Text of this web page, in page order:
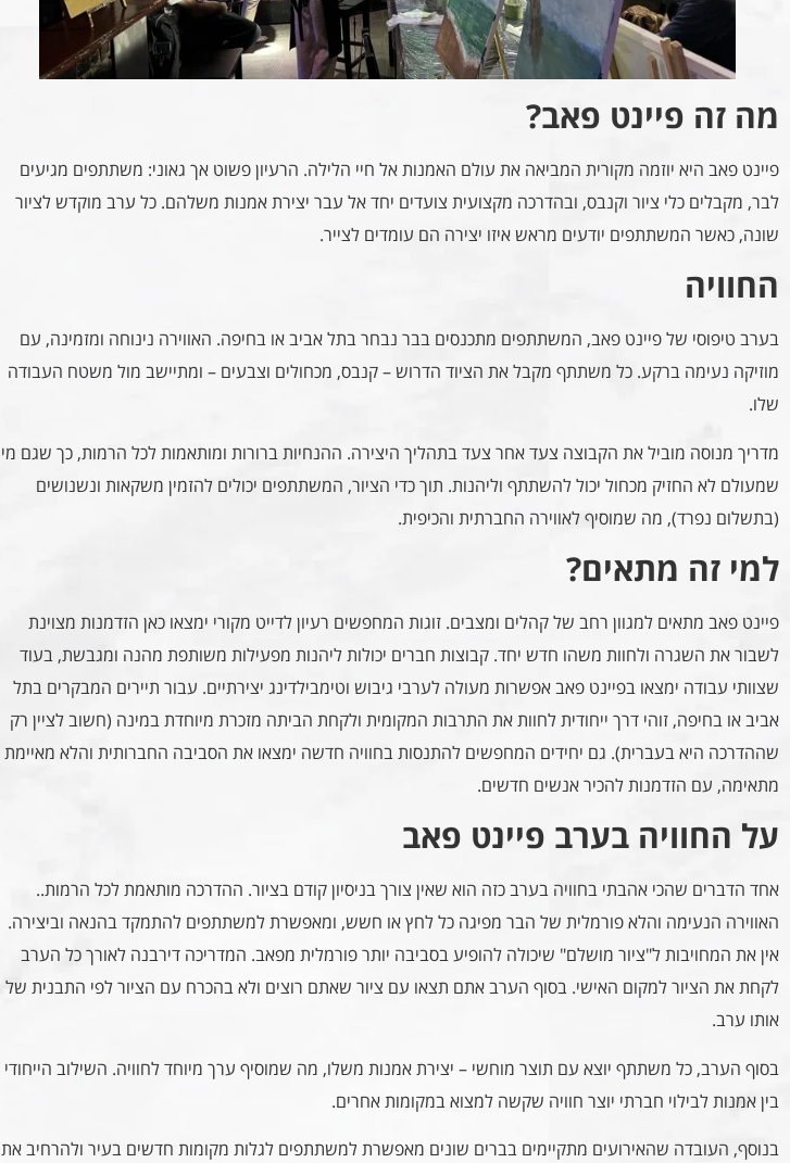
מה זה פיינט פאב?
פיינט פאב היא יוזמה מקורית המביאה את עולם האמנות אל חיי הלילה. הרעיון פשוט אך גאוני: משתתפים מגיעים
לבר, מקבלים כלי ציור וקנבס, ובהדרכה מקצועית צועדים יחד אל עבר יצירת אמנות משלהם. כל ערב מוקדש לציור
שונה, כאשר המשתתפים יודעים מראש איזו יצירה הם עומדים לצייר.
החוויה
בערב טיפוסי של פיינט פאב, המשתתפים מתכנסים בבר נבחר בתל אביב או בחיפה. האווירה נינוחה ומזמינה, עם
מוזיקה נעימה ברקע. כל משתתף מקבל את הציוד הדרוש – קנבס, מכחולים וצבעים – ומתיישב מול משטח העבודה
שלו.
מדריך מנוסה מוביל את הקבוצה צעד אחר צעד בתהליך היצירה. ההנחיות ברורות ומותאמות לכל הרמות, כך שגם מי
שמעולם לא החזיק מכחול יכול להשתתף וליהנות. תוך כדי הציור, המשתתפים יכולים להזמין משקאות ונשנושים
(בתשלום נפרד), מה שמוסיף לאווירה החברתית והכיפית.
למי זה מתאים?
פיינט פאב מתאים למגוון רחב של קהלים ומצבים. זוגות המחפשים רעיון לדייט מקורי ימצאו כאן הזדמנות מצוינת
לשבור את השגרה ולחוות משהו חדש יחד. קבוצות חברים יכולות ליהנות מפעילות משותפת מהנה ומגבשת, בעוד
שצוותי עבודה ימצאו בפיינט פאב אפשרות מעולה לערבי גיבוש וטימבילדינג יצירתיים. עבור תיירים המבקרים בתל
אביב או בחיפה, זוהי דרך ייחודית לחוות את התרבות המקומית ולקחת הביתה מזכרת מיוחדת במינה (חשוב לציין רק
שההדרכה היא בעברית). גם יחידים המחפשים להתנסות בחוויה חדשה ימצאו את הסביבה החברותית והלא מאיימת
מתאימה, עם הזדמנות להכיר אנשים חדשים.
על החוויה בערב פיינט פאב
אחד הדברים שהכי אהבתי בחוויה בערב כזה הוא שאין צורך בניסיון קודם בציור. ההדרכה מותאמת לכל הרמות..
האווירה הנעימה והלא פורמלית של הבר מפיגה כל לחץ או חשש, ומאפשרת למשתתפים להתמקד בהנאה וביצירה.
אין את המחויבות ל"ציור מושלם" שיכולה להופיע בסביבה יותר פורמלית מפאב. המדריכה דירבנה לאורך כל הערב
לקחת את הציור למקום האישי. בסוף הערב אתם תצאו עם ציור שאתם רוצים ולא בהכרח עם הציור לפי התבנית של
אותו ערב.
בסוף הערב, כל משתתף יוצא עם תוצר מוחשי – יצירת אמנות משלו, מה שמוסיף ערך מיוחד לחוויה. השילוב הייחודי
בין אמנות לבילוי חברתי יוצר חוויה שקשה למצוא במקומות אחרים.
בנוסף, העובדה שהאירועים מתקיימים בברים שונים מאפשרת למשתתפים לגלות מקומות חדשים בעיר ולהרחיב את